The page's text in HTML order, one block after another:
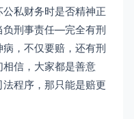
私财务时是否精神正
负刑事责任—完全有刑
，不仅要赔，还有刑
信，大家都是善意
程序，那只能是赔更